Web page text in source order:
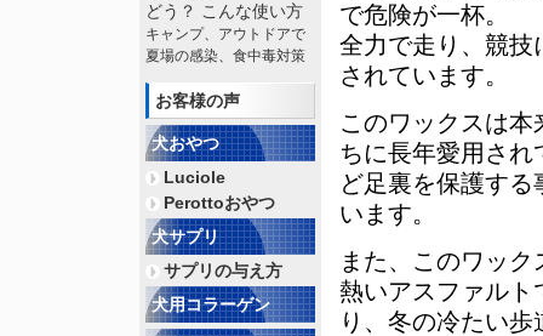
で危険が一杯。
全力で走り、競技
されています。
このワックスは
ちに長年愛用さ
ど足裏を保護す
います。
また、このワッ
熱いアスファルト
り、冬の冷たい
どう？ こんな使い方
キャンプ、アウトドアで
夏場の感染、食中毒対策
お客様の声
犬おやつ
Luciole
Perottoおやつ
犬サプリ
サプリの与え方
犬用コラーゲン